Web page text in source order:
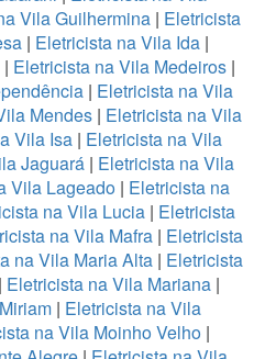
Vila Guilhermina| Eletricista
| Eletricista na Vila Ida|
| Eletricista na Vila Medeiros|
| Eletricista na Vila
Mendes | Eletricista na Vila
Vila Isa| Eletricista na Vila
Jaguará | Eletricista na Vila
Vila Lageado| Eletricista na
na Vila Lucia| Eletricista
na Vila Mafra | Eletricista
na Vila Maria Alta | Eletricista
Eletricista na Vila Mariana|
| Eletricista na Vila
na Vila Moinho Velho |